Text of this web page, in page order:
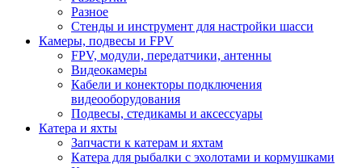
Разное
Стенды и инструмент для настройки шасси
Камеры, подвесы и FPV
FPV, модули, передатчики, антенны
Видеокамеры
Кабели и конекторы подключения
видеооборудования
Подвесы, стедикамы и аксессуары
Катера и яхты
Запчасти к катерам и яхтам
Катера для рыбалки с эхолотами и кормушками